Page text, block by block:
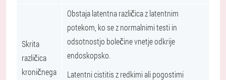
Skrita
različica
kroničnega
Obstaja latentna različica z latentnim
potekom, ko se z normalnimi testi in
odsotnostjo bolečine vnetje odkrije
endoskopsko.
Latentni cistitis z redkimi ali pogostimi